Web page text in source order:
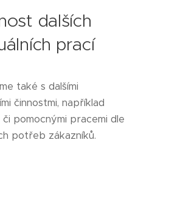
dalších
prací
také s dalšími
činnostmi, například
či pomocnými pracemi dle
potřeb zákazníků.